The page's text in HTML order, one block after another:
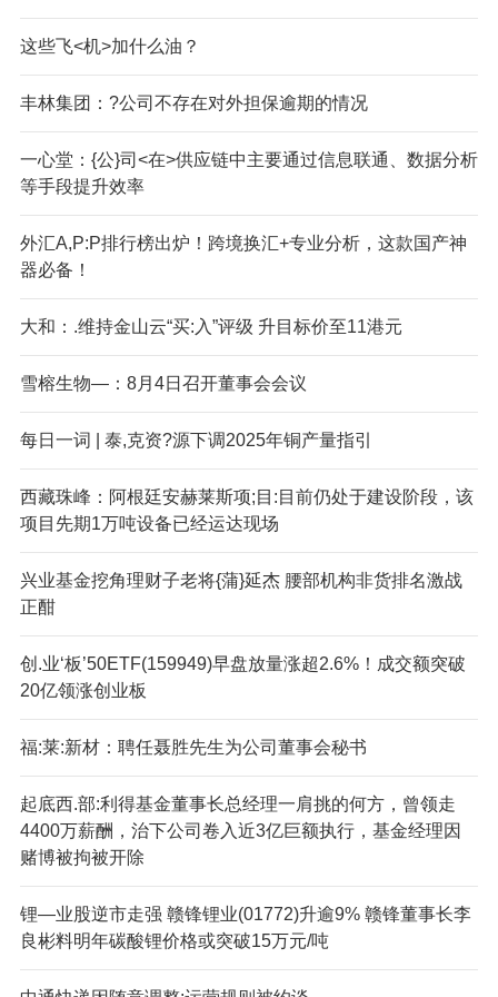
这些飞<机>加什么油？
丰林集团：?公司不存在对外担保逾期的情况
一心堂：{公}司<在>供应链中主要通过信息联通、数据分析
等手段提升效率
外汇A,P:P排行榜出炉！跨境换汇+专业分析，这款国产神
器必备！
大和：.维持金山云“买:入”评级 升目标价至11港元
雪榕生物—：8月4日召开董事会会议
每日一词 | 泰,克资?源下调2025年铜产量指引
西藏珠峰：阿根廷安赫莱斯项;目:目前仍处于建设阶段，该
项目先期1万吨设备已经运达现场
兴业基金挖角理财子老将{蒲}延杰 腰部机构非货排名激战
正酣
创.业‘板’50ETF(159949)早盘放量涨超2.6%！成交额突破
20亿领涨创业板
福:莱:新材：聘任聂胜先生为公司董事会秘书
起底西.部:利得基金董事长总经理一肩挑的何方，曾领走
4400万薪酬，治下公司卷入近3亿巨额执行，基金经理因
赌博被拘被开除
锂—业股逆市走强 赣锋锂业(01772)升逾9% 赣锋董事长李
良彬料明年碳酸锂价格或突破15万元/吨